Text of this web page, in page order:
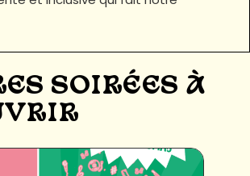
SOIRÉES À